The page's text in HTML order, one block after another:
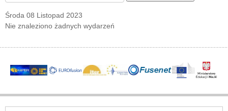
Środa 08 Listopad 2023
Nie znaleziono żadnych wydarzeń